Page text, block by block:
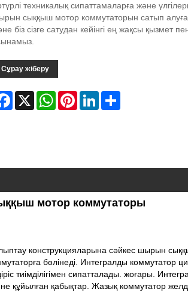
техникалық сипаттамаларға және
сыққыш мотор коммутаторын сатып алуға
біз сізге сатудан кейінгі ең жақсы қызмет
Сұрау жіберу
Facebook
X WhatsAppPinterestLinkedInShare
мотор коммутаторы
конструкцияларына сәйкес шырын
бөлінеді. Интегралды коммутатор
тиімділігімен сипатталады. жоғары.
құйылған қабықтар. Жазық коммутатор